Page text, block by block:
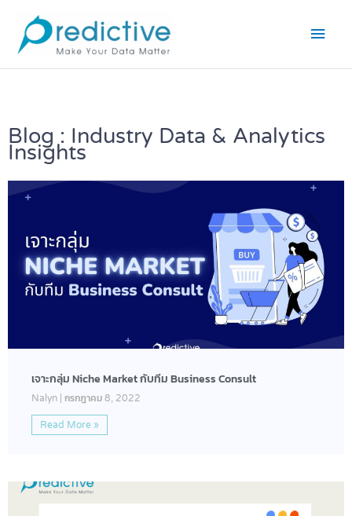
content
Blog : Industry Data & Analytics
Insights
เจาะกลุ่ม Niche Market กับทีม Business Consult
Nalyn กรกฎาคม 8, 2022
Read More »
Page